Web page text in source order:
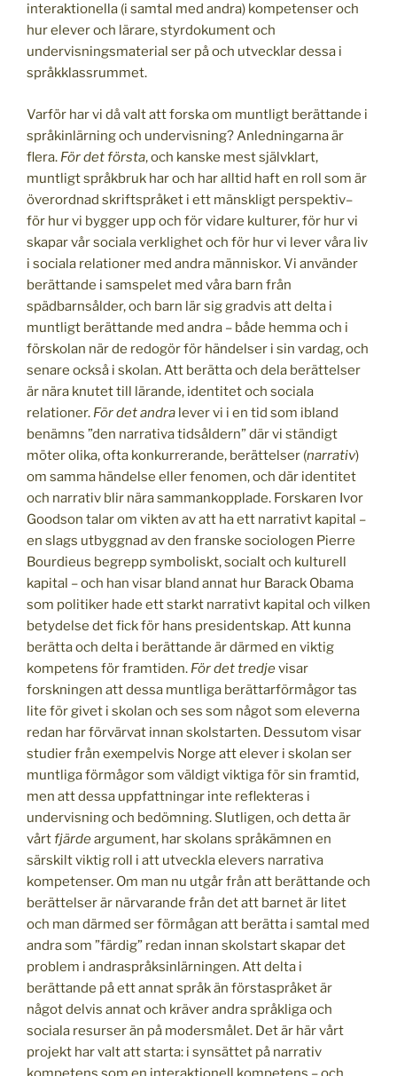
interaktionella (i samtal med andra) kompetenser och
hur elever och lärare, styrdokument och
undervisningsmaterial ser på och utvecklar dessa i
språkklassrummet.
Varför har vi då valt att forska om muntligt berättande i
språkinlärning och undervisning? Anledningarna är
flera. För det första, och kanske mest självklart,
muntligt språkbruk har och har alltid haft en roll som är
överordnad skriftspråket i ett mänskligt perspektiv–
för hur vi bygger upp och för vidare kulturer, för hur vi
skapar vår sociala verklighet och för hur vi lever våra liv
i sociala relationer med andra människor. Vi använder
berättande i samspelet med våra barn från
spädbarnsålder, och barn lär sig gradvis att delta i
muntligt berättande med andra – både hemma och i
förskolan när de redogör för händelser i sin vardag, och
senare också i skolan. Att berätta och dela berättelser
är nära knutet till lärande, identitet och sociala
relationer. För det andra lever vi i en tid som ibland
benämns ”den narrativa tidsåldern” där vi ständigt
möter olika, ofta konkurrerande, berättelser (narrativ)
om samma händelse eller fenomen, och där identitet
och narrativ blir nära sammankopplade. Forskaren Ivor
Goodson talar om vikten av att ha ett narrativt kapital –
en slags utbyggnad av den franske sociologen Pierre
Bourdieus begrepp symboliskt, socialt och kulturell
kapital – och han visar bland annat hur Barack Obama
som politiker hade ett starkt narrativt kapital och vilken
betydelse det fick för hans presidentskap. Att kunna
berätta och delta i berättande är därmed en viktig
kompetens för framtiden. För det tredjevisar
forskningen att dessa muntliga berättarförmågor tas
lite för givet i skolan och ses som något som eleverna
redan har förvärvat innan skolstarten. Dessutom visar
studier från exempelvis Norge att elever i skolan ser
muntliga förmågor som väldigt viktiga för sin framtid,
men att dessa uppfattningar inte reflekteras i
undervisning och bedömning. Slutligen, och detta är
vårtfjärdeargument, har skolans språkämnen en
särskilt viktig roll i att utveckla elevers narrativa
kompetenser. Om man nu utgår från att berättande och
berättelser är närvarande från det att barnet är litet
och man därmed ser förmågan att berätta i samtal med
andra som ”färdig” redan innan skolstart skapar det
problem i andraspråksinlärningen. Att delta i
berättande på ett annat språk än förstaspråket är
något delvis annat och kräver andra språkliga och
sociala resurser än på modersmålet. Det är här vårt
projekt har valt att starta: i synsättet på narrativ